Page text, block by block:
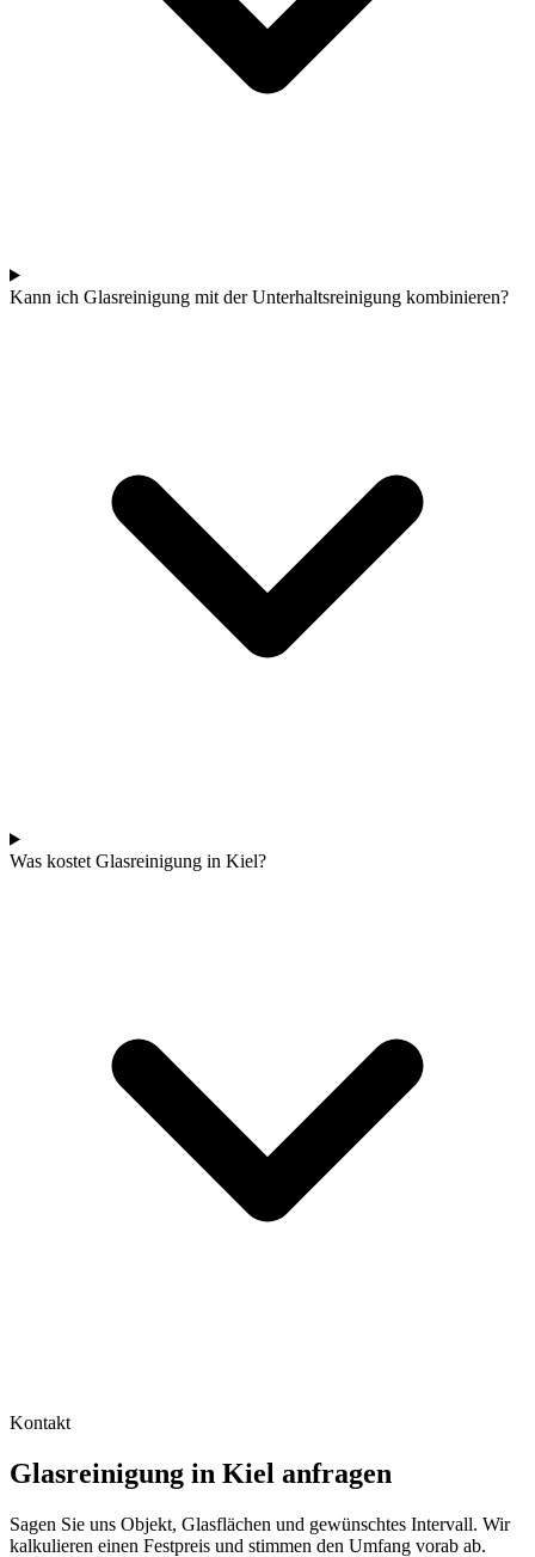
Kann ich Glasreinigung mit der Unterhaltsreinigung kombinieren?
Was kostet Glasreinigung in Kiel?
Kontakt
Glasreinigung in Kiel anfragen
Sagen Sie uns Objekt, Glasflächen und gewünschtes Intervall. Wir
kalkulieren einen Festpreis und stimmen den Umfang vorab ab.